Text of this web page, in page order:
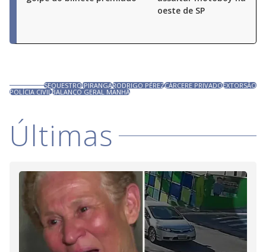
oeste de SP
SEQUESTROIPIRANGARODRIGO PÉREZCÁRCERE PRIVADOEXTORSÃO
POLÍCIA CIVILBALANÇO GERAL MANHÃ
Últimas